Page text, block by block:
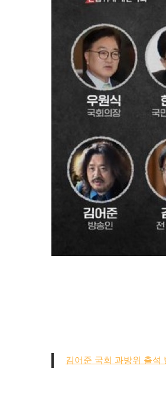
김어준 국회 과방위 출